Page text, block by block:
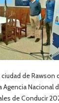
de
Agencia Nacional
de Conducir